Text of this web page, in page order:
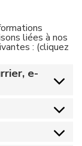
liées à nos
: (cliquez
e-